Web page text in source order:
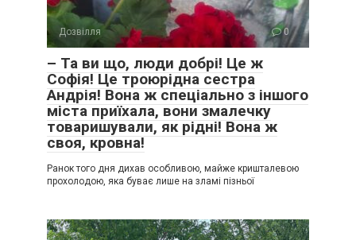
Дозвілля 0
– Та ви що, люди добрі! Це ж
Софія! Це троюрідна сестра
Андрія! Вона ж спеціально з іншого
міста приїхала, вони змалечку
товаришували, як рідні! Вона ж
своя, кровна!
Ранок того дня дихав особливою, майже кришталевою
прохолодою, яка буває лише на зламі пізньої